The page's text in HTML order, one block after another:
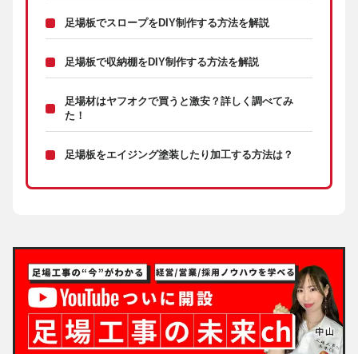
足場板でスロープをDIY制作する方法を解説
足場板で収納棚をDIY制作する方法を解説
足場材はヤフオクで買うと激安？詳しく調べてみ
た！
足場板をエイジング塗装したり加工する方法は？